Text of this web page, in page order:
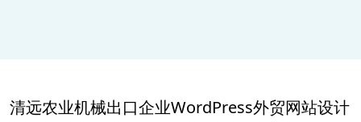
清远农业机械出口企业WordPress外贸网站设计